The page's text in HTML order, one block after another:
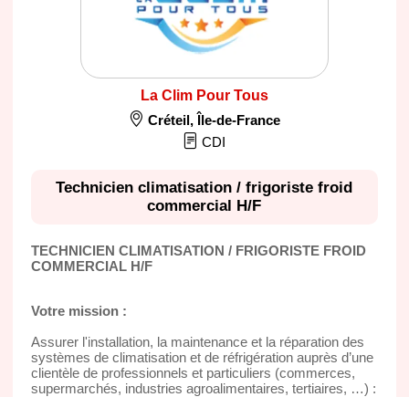
La Clim Pour Tous
Créteil, Île-de-France
CDI
Technicien climatisation / frigoriste froid
commercial H/F
TECHNICIEN CLIMATISATION / FRIGORISTE FROID
COMMERCIAL H/F
Votre mission :
Assurer l'installation, la maintenance et la réparation des
systèmes de climatisation et de réfrigération auprès d’une
clientèle de professionnels et particuliers (commerces,
supermarchés, industries agroalimentaires, tertiaires, …) :